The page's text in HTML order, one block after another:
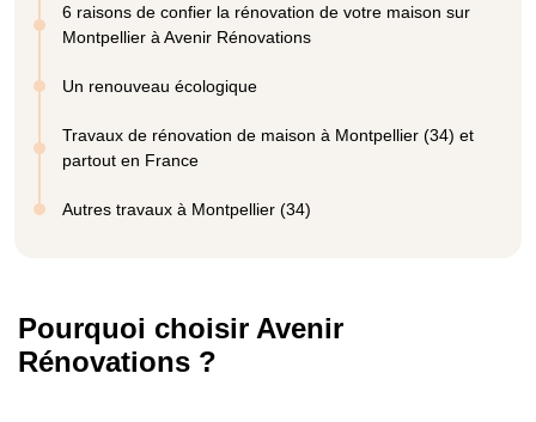
6 raisons de confier la rénovation de votre maison sur
Montpellier à Avenir Rénovations
Un renouveau écologique
Travaux de rénovation de maison à Montpellier (34) et
partout en France
Autres travaux à Montpellier (34)
Pourquoi choisir Avenir
Rénovations ?